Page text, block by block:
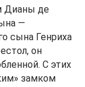
Дианы де
—
сына Генриха
он
С этих
замком